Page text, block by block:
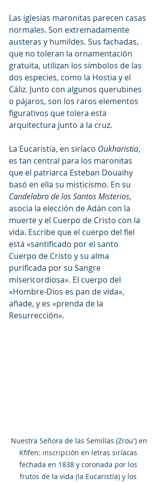
Las iglesias maronitas parecen casas
normales. Son extremadamente
austeras y humildes. Sus fachadas,
que no toleran la ornamentación
gratuita, utilizan los símbolos de las
dos especies, como la Hostia y el
Cáliz. Junto con algunos querubines
o pájaros, son los raros elementos
figurativos que tolera esta
arquitectura junto a la cruz.
La Eucaristía, en siríaco Oukharistia,
es tan central para los maronitas
que el patriarca Esteban Douaihy
basó en ella su misticismo. En su
Candelabro de los Santos Misterios,
asocia la elección de Adán con la
muerte y el Cuerpo de Cristo con la
vida. Escribe que el cuerpo del fiel
está «santificado por el santo
Cuerpo de Cristo y su alma
purificada por su Sangre
misericordiosa». El cuerpo del
«Hombre-Dios es pan de vida»,
añade, y es «prenda de la
Resurrección».
Kfifen: inscripción en letras siríacas
fechada en 1838 y coronada por los
frutos de la vida (la Eucaristía) y los